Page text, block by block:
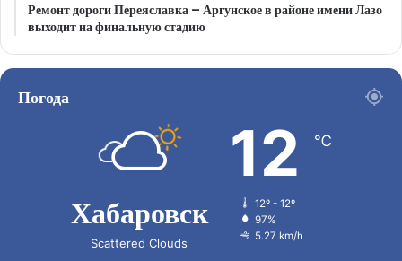
Ремонт дороги Переяславка – Аргунское в районе имени Лазо
выходит на финальную стадию
Погода
Хабаровск
Scattered Clouds
12 ℃
12º - 12º
97%
5.27 km/h